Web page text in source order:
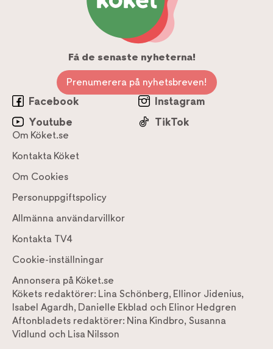
Få de senaste nyheterna!
Prenumerera på nyhetsbreven!
Facebook
Instagram
Youtube
TikTok
Om Köket.se
Kontakta Köket
Om Cookies
Personuppgiftspolicy
Allmänna användarvillkor
Kontakta TV4
Cookie-inställningar
Annonsera på Köket.se
Kökets redaktörer: Lina Schönberg, Ellinor Jidenius,
Isabel Agardh, Danielle Ekblad och Elinor Hedgren
Aftonbladets redaktörer: Nina Kindbro, Susanna
Vidlund och Lisa Nilsson